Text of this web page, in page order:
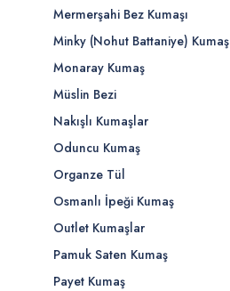
Mermerşahi Bez Kumaşı
Minky (Nohut Battaniye) Kumaş
Monaray Kumaş
Müslin Bezi
Nakışlı Kumaşlar
Oduncu Kumaş
Organze Tül
Osmanlı İpeği Kumaş
Outlet Kumaşlar
Pamuk Saten Kumaş
Payet Kumaş